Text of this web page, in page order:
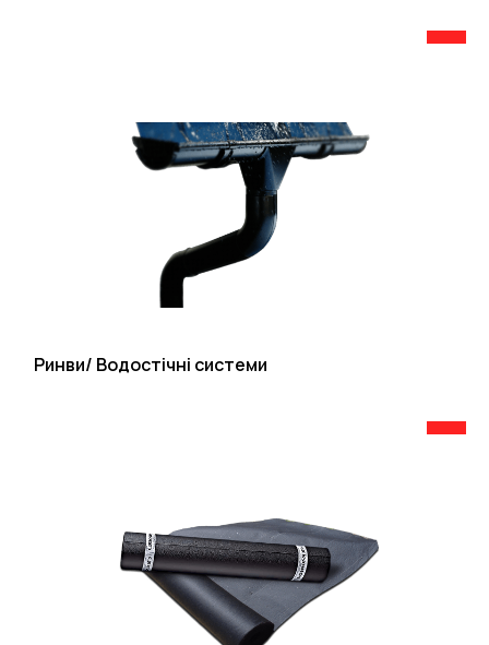
Ринви/ Водостічні системи